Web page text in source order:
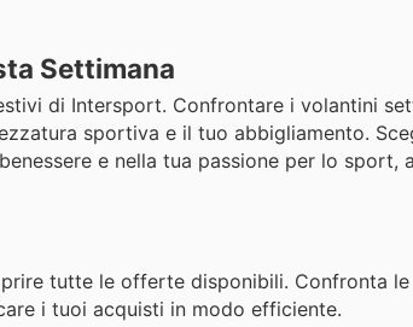
Settimana
di Intersport. Confrontare i volantini
sportiva e il tuo abbigliamento.
e nella tua passione per lo sport,
tutte le offerte disponibili. Confronta
i tuoi acquisti in modo efficiente.